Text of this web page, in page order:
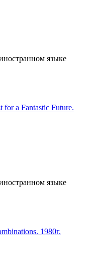
языке
for a Fantastic Future.
языке
1980г.